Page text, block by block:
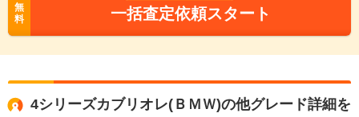
無
料
一括査定依頼スタート
4シリーズカブリオレ(ＢＭＷ)の他グレード詳細を